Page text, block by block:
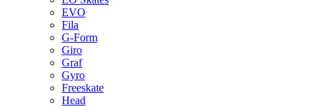
EVO
Fila
G-Form
Giro
Graf
Gyro
Freeskate
Head